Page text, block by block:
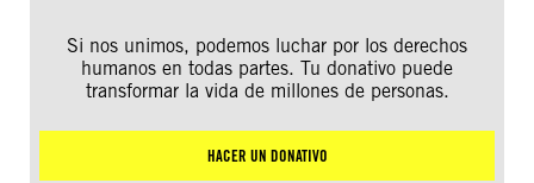
Si nos unimos, podemos luchar por los derechos
humanos en todas partes. Tu donativo puede
transformar la vida de millones de personas.
HACER UN DONATIVO